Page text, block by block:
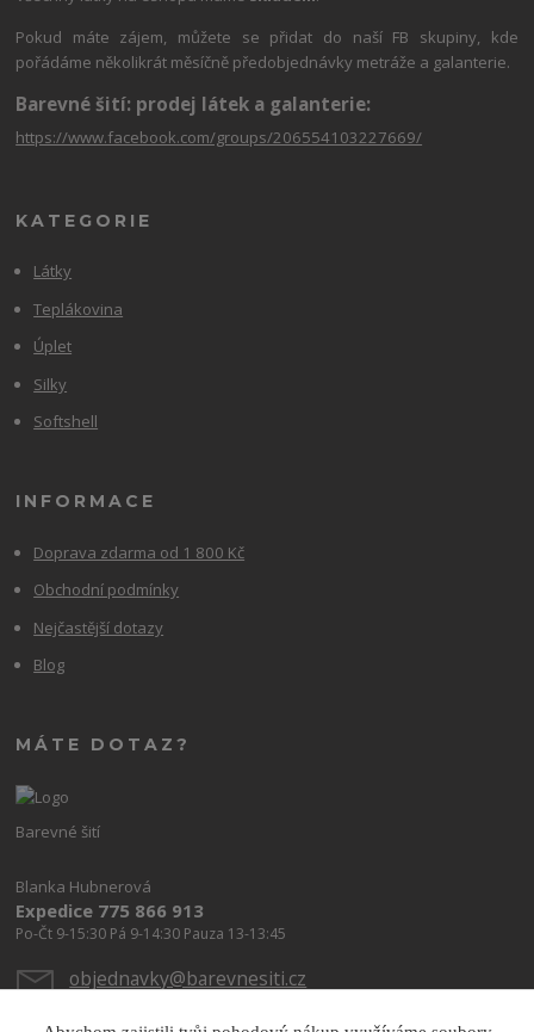
Pokud máte zájem, můžete se přidat do naší FB skupiny, kde
pořádáme několikrát měsíčně předobjednávky metráže a galanterie.
Barevné šití: prodej látek a galanterie:
https://www.facebook.com/groups/206554103227669/
KATEGORIE
Látky
Teplákovina
Úplet
Silky
Softshell
INFORMACE
Doprava zdarma od 1 800 Kč
Obchodní podmínky
Nejčastější dotazy
Blog
MÁTE DOTAZ?
Barevné šití
Blanka Hubnerová
Expedice 775 866 913
Po-Čt 9-15:30 Pá 9-14:30 Pauza 13-13:45
objednavky@barevnesiti.cz